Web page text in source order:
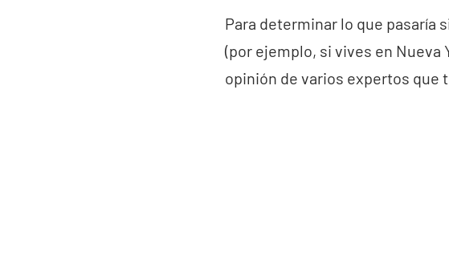
Para determinar lo que pasaría
(por ejemplo, si vives en Nueva
opinión de varios expertos que